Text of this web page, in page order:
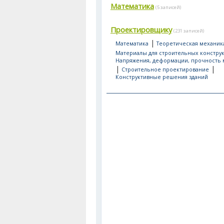
Математика (5 записей)
Проектировщику (231 записей)
Математика |Теоретическая
Материалы для строительных
Напряжения, деформации, прочность
| Строительное проектирование |
Конструктивные решения зданий